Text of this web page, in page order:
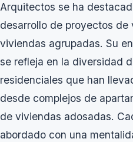
Arquitectos se ha
desarrollo de proyectos
viviendas agrupadas. Su
se refleja en la diversidad
residenciales que han
desde complejos de
de viviendas adosadas.
abordado con una